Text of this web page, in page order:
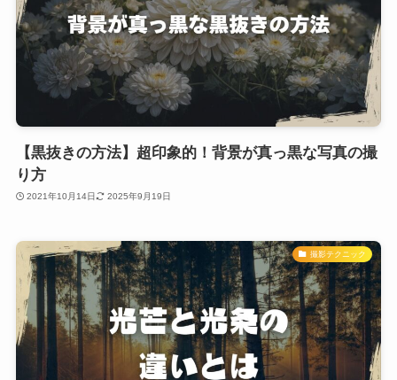
【黒抜きの方法】超印象的！背景が真っ黒な写真の撮
り方
2021年10月14日 2025年9月19日
撮影テクニック